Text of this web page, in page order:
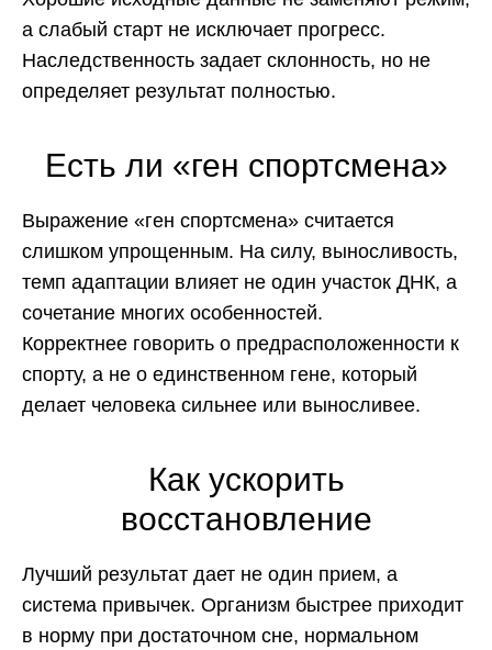
а слабый старт не исключает прогресс.
Наследственность задает склонность, но не
определяет результат полностью.
Есть ли «ген спортсмена»
Выражение «ген спортсмена» считается
слишком упрощенным. На силу, выносливость,
темп адаптации влияет не один участок ДНК, а
сочетание многих особенностей.
Корректнее говорить о предрасположенности к
спорту, а не о единственном гене, который
делает человека сильнее или выносливее.
Как ускорить
восстановление
Лучший результат дает не один прием, а
система привычек. Организм быстрее приходит
в норму при достаточном сне, нормальном